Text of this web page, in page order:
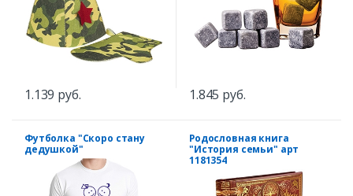
1.139 руб. 1.845 руб.
Футболка "Скоро стану
дедушкой"
Родословная книга
"История семьи" арт
1181354